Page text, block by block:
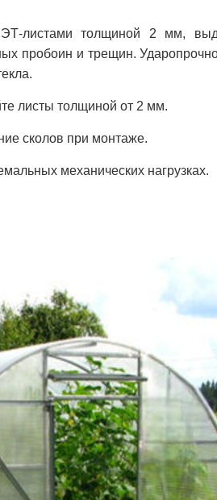
листами толщиной 2 мм,
пробоин и трещин.
листы толщиной от 2 мм.
сколов при монтаже.
механических нагрузках.